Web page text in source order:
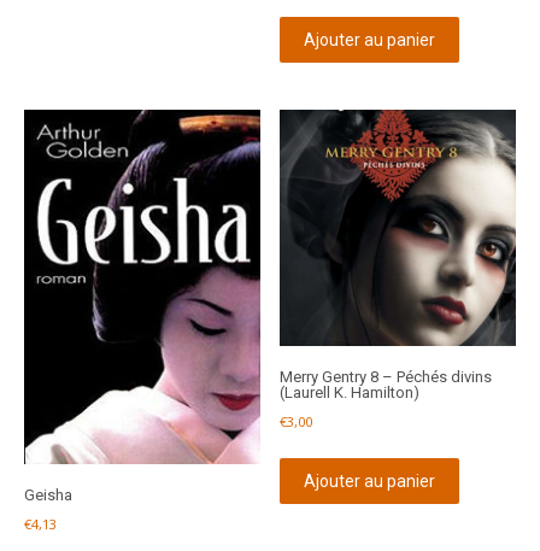
Ajouter au panier
Geisha
€4,13
Merry Gentry 8 – Péchés divins
(Laurell K. Hamilton)
€3,00
Ajouter au panier